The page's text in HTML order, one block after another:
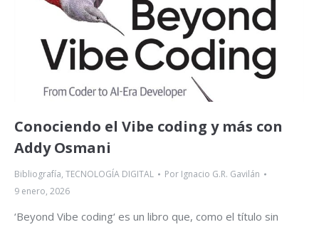
Conociendo el Vibe coding y más con
Addy Osmani
Bibliografía, TECNOLOGÍA DIGITAL Por Ignacio G.R. Gavilán
9 enero, 2026
‘Beyond Vibe coding‘ es un libro que, como el título sin